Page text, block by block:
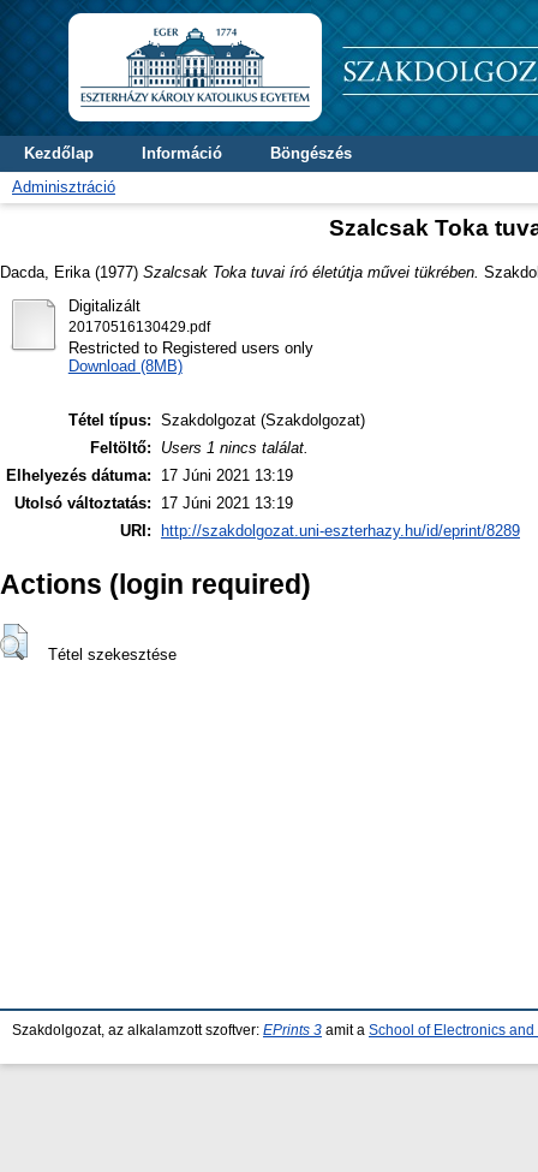
Kezdőlap Információ
Böngészés
Adminisztráció
Szalcsak Toka
Dacda, Erika (1977) Szalcsak Toka tuvai író életútja művei tükrében.
Digitalizált
20170516130429.pdf
Restricted to Registered users only
Download (8MB)
Tétel típus: Szakdolgozat (Szakdolgozat)
Feltöltő:
Users 1 nincs találat.
Elhelyezés dátuma:
17 Júni 2021 13:19
Utolsó változtatás:
17 Júni 2021 13:19
URI:
http://szakdolgozat.uni-eszterhazy.hu/id/eprint/8289
Actions (login required)
Tétel szekesztése
Szakdolgozat, az alkalamzott szoftver: EPrints 3 amit a School of Electronics